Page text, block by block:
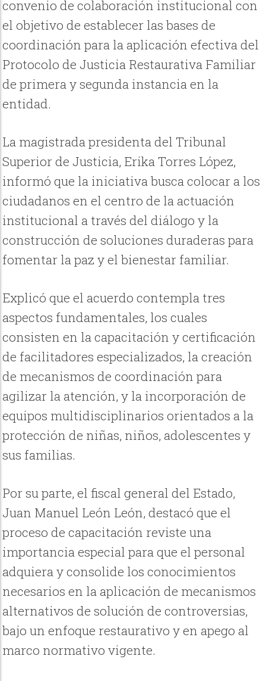
convenio de colaboración institucional con
el objetivo de establecer las bases de
coordinación para la aplicación efectiva del
Protocolo de Justicia Restaurativa Familiar
de primera y segunda instancia en la
entidad.
La magistrada presidenta del Tribunal
Superior de Justicia, Erika Torres López,
informó que la iniciativa busca colocar a los
ciudadanos en el centro de la actuación
institucional a través del diálogo y la
construcción de soluciones duraderas para
fomentar la paz y el bienestar familiar.
Explicó que el acuerdo contempla tres
aspectos fundamentales, los cuales
consisten en la capacitación y certificación
de facilitadores especializados, la creación
de mecanismos de coordinación para
agilizar la atención, y la incorporación de
equipos multidisciplinarios orientados a la
protección de niñas, niños, adolescentes y
sus familias.
Por su parte, el fiscal general del Estado,
Juan Manuel León León, destacó que el
proceso de capacitación reviste una
importancia especial para que el personal
adquiera y consolide los conocimientos
necesarios en la aplicación de mecanismos
alternativos de solución de controversias,
bajo un enfoque restaurativo y en apego al
marco normativo vigente.